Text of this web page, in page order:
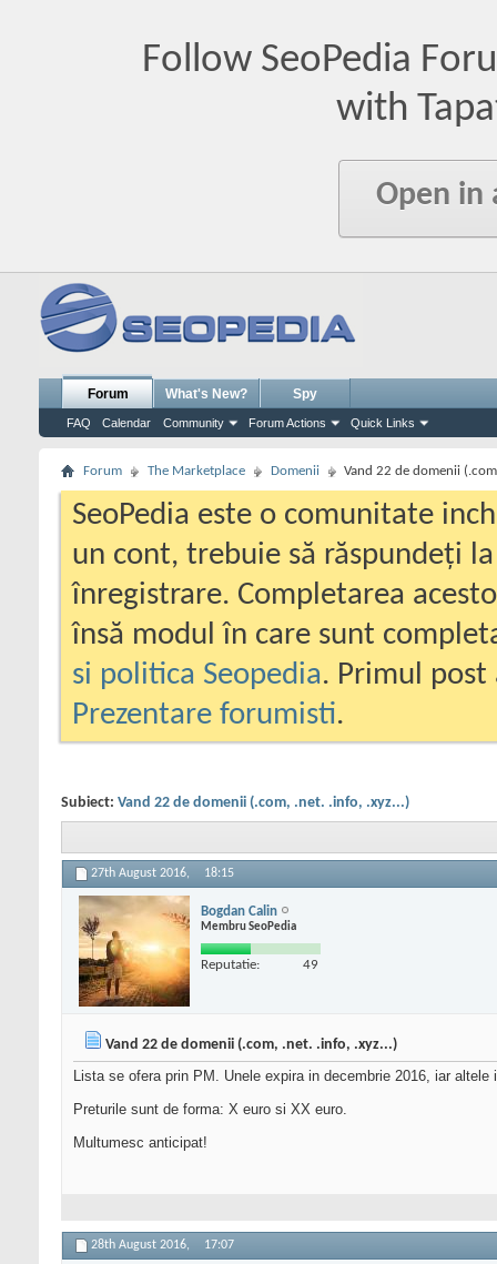
Follow SeoPedia
with
Open in
Forum
FAQ Calendar Community Forum Actions Quick Links
What's New? Spy
Forum The Marketplace Domenii Vand 22 de domenii
SeoPedia este o comunitate
un cont, trebuie să răspundeți
înregistrare. Completarea
însă modul în care sunt
si politica Seopedia. Primul
Prezentare forumisti.
Subiect: Vand 22 de domenii (.com, .net. .info, .xyz...)
27th August 2016, 18:15
Bogdan Calin
Membru SeoPedia
Reputatie: 49
Vand 22 de domenii (.com, .net. .info, .xyz...)
Lista se ofera prin PM. Unele expira in decembrie 2016, iar
Preturile sunt de forma: X euro si XX euro.
Multumesc anticipat!
28th August 2016, 17:07